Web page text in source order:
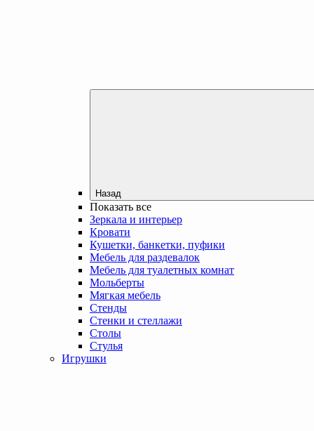
Назад
Показать все
Зеркала и интерьер
Кровати
Кушетки, банкетки, пуфики
Мебель для раздевалок
Мебель для туалетных комнат
Мольберты
Мягкая мебель
Стенды
Стенки и стеллажи
Столы
Стулья
Игрушки